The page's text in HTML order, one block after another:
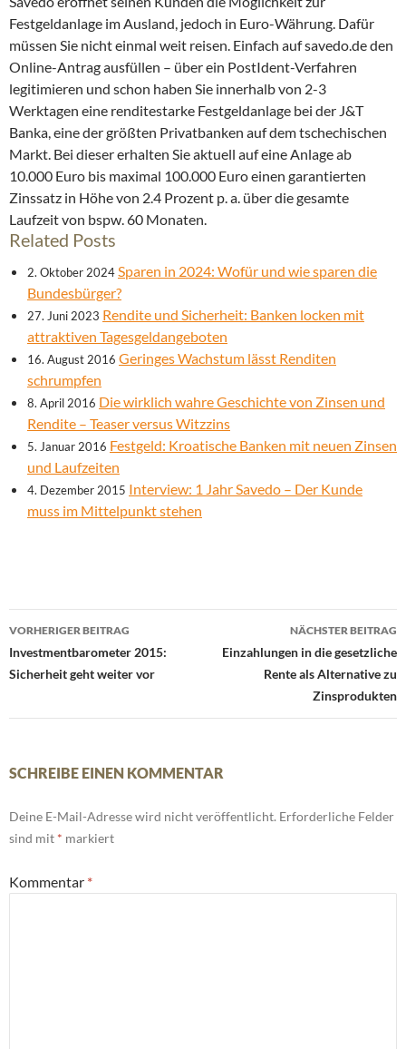
Festgeldanlage im Ausland, jedoch in Euro-Währung. Dafür
müssen Sie nicht einmal weit reisen. Einfach auf savedo.de den
Online-Antrag ausfüllen – über ein PostIdent-Verfahren
legitimieren und schon haben Sie innerhalb von 2-3
Werktagen eine renditestarke Festgeldanlage bei der J&T
Banka, eine der größten Privatbanken auf dem tschechischen
Markt. Bei dieser erhalten Sie aktuell auf eine Anlage ab
10.000 Euro bis maximal 100.000 Euro einen garantierten
Zinssatz in Höhe von 2.4 Prozent p. a. über die gesamte
Laufzeit von bspw. 60 Monaten.
Related Posts
2. Oktober 2024Sparen in 2024: Wofür und wie sparen die
Bundesbürger?
27. Juni 2023 Rendite und Sicherheit: Banken locken mit
attraktiven Tagesgeldangeboten
16. August 2016 Geringes Wachstum lässt Renditen
schrumpfen
8. April 2016 Die wirklich wahre Geschichte von Zinsen und
Rendite – Teaser versus Witzzins
5. Januar 2016 Festgeld: Kroatische Banken mit neuen Zinsen
und Laufzeiten
4. Dezember 2015 Interview: 1 Jahr Savedo – Der Kunde
muss im Mittelpunkt stehen
Beitrags-
Navigation
VORHERIGER BEITRAG
Investmentbarometer 2015:
Sicherheit geht weiter vor
NÄCHSTER BEITRAG
Einzahlungen in die gesetzliche
Rente als Alternative zu
Zinsprodukten
SCHREIBE EINEN KOMMENTAR
Deine E-Mail-Adresse wird nicht veröffentlicht. Erforderliche Felder
sind mit * markiert
Kommentar *